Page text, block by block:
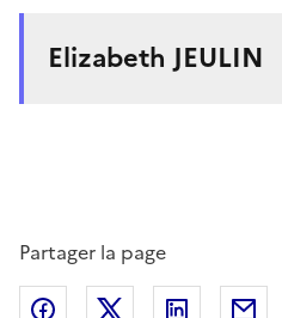
Elizabeth JEULIN
Partager la page
Partager sur Facebook
Partager sur